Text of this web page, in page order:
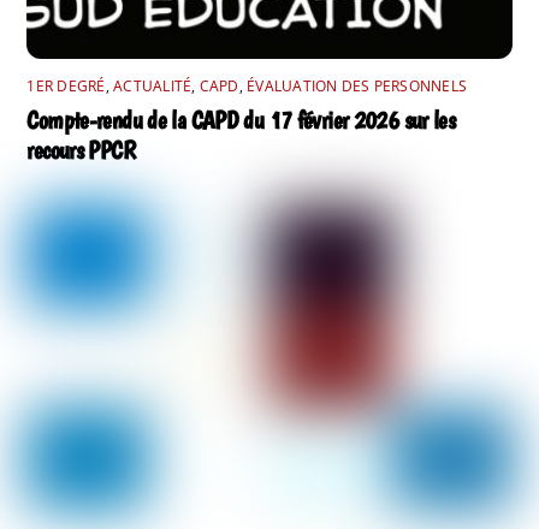
1ER DEGRÉ,ACTUALITÉ, CAPD, ÉVALUATION DES PERSONNELS
Compte-rendu de la CAPD du 17 février 2026 sur les
recours PPCR